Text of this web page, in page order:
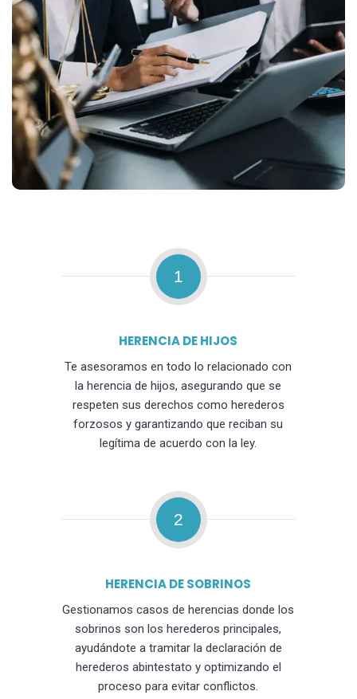
1
HERENCIA DE HIJOS
Te asesoramos en todo lo relacionado con
la herencia de hijos, asegurando que se
respeten sus derechos como herederos
forzosos y garantizando que reciban su
legítima de acuerdo con la ley.
2
HERENCIA DE SOBRINOS
Gestionamos casos de herencias donde los
sobrinos son los herederos principales,
ayudándote a tramitar la declaración de
herederos abintestato y optimizando el
proceso para evitar conflictos.